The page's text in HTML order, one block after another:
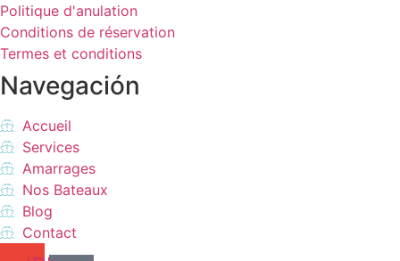
Politique d'anulation
Conditions de réservation
Termes et conditions
Navegación
Accueil
Services
Amarrages
Nos Bateaux
Blog
Contact